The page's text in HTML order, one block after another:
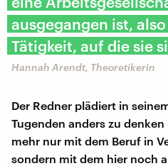
ausgegangen ist,
Tätigkeit, auf die sie
Hannah Arendt, Theoretikerin
Der Redner plädiert in
Tugenden anders zu
mehr nur mit dem Beruf in
sondern mit dem hier noch